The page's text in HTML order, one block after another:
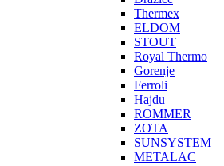
Thermex
ELDOM
STOUT
Royal Thermo
Gorenje
Ferroli
Hajdu
ROMMER
ZOTA
SUNSYSTEM
METALAC